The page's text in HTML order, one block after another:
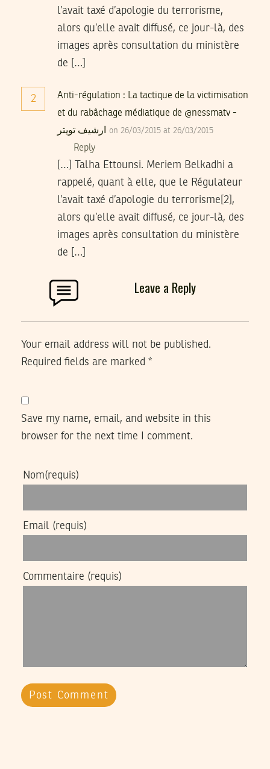
l’avait taxé d’apologie du terrorisme,
alors qu’elle avait diffusé, ce jour-là, des
images après consultation du ministère
de […]
2
Anti-régulation : La tactique de la victimisation
et du rabâchage médiatique de @nessmatv -
ارشيف تويتر on 26/03/2015 at 26/03/2015
Reply
[…] Talha Ettounsi. Meriem Belkadhi a
rappelé, quant à elle, que le Régulateur
l’avait taxé d’apologie du terrorisme[2],
alors qu’elle avait diffusé, ce jour-là, des
images après consultation du ministère
de […]
Leave a Reply
Your email address will not be published.
Required fields are marked *
Save my name, email, and website in this
browser for the next time I comment.
Nom(requis)
Email (requis)
Commentaire (requis)